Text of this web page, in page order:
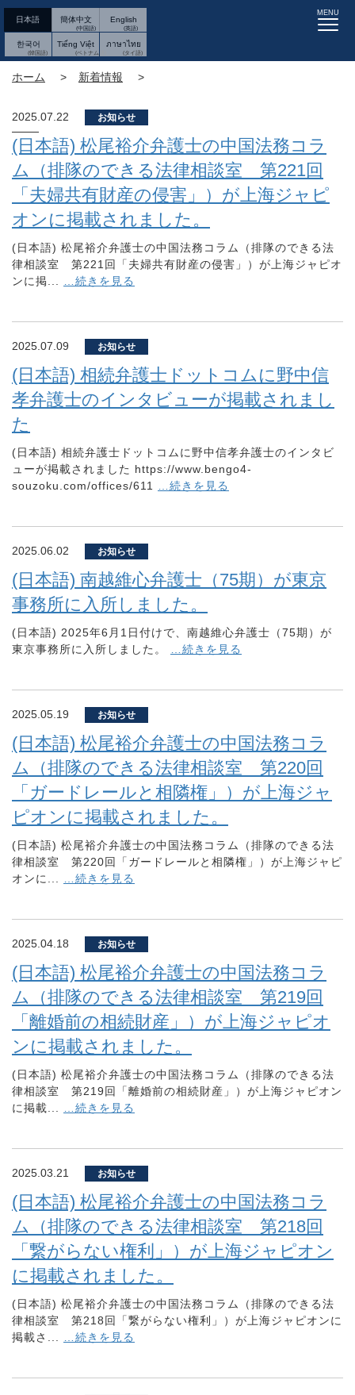
日本語 簡体中文 English
한국어 Tiếng Việt ภาษาไทย
MENU
ホーム 新着情報
2025.07.22 お知らせ
(日本語) 松尾裕介弁護士の中国法務コラ
ム（排隊のできる法律相談室 第221回
「夫婦共有財産の侵害」）が上海ジャピ
オンに掲載されました。
(日本語) 松尾裕介弁護士の中国法務コラム（排隊のできる法
律相談室 第221回「夫婦共有財産の侵害」）が上海ジャピオ
ンに掲...
…続きを見る
2025.07.09 お知らせ
(日本語) 相続弁護士ドットコムに野中信
孝弁護士のインタビューが掲載されまし
た
(日本語) 相続弁護士ドットコムに野中信孝弁護士のインタビ
ューが掲載されました https://www.bengo4-
souzoku.com/offices/611
…続きを見る
2025.06.02 お知らせ
(日本語) 南越維心弁護士（75期）が東京
事務所に入所しました。
(日本語) 2025年6月1日付けで、南越維心弁護士（75期）が
東京事務所に入所しました。
…続きを見る
2025.05.19 お知らせ
(日本語) 松尾裕介弁護士の中国法務コラ
ム（排隊のできる法律相談室 第220回
「ガードレールと相隣権」）が上海ジャ
ピオンに掲載されました。
(日本語) 松尾裕介弁護士の中国法務コラム（排隊のできる法
律相談室 第220回「ガードレールと相隣権」）が上海ジャピ
オンに...
…続きを見る
2025.04.18 お知らせ
(日本語) 松尾裕介弁護士の中国法務コラ
ム（排隊のできる法律相談室 第219回
「離婚前の相続財産」）が上海ジャピオ
ンに掲載されました。
(日本語) 松尾裕介弁護士の中国法務コラム（排隊のできる法
律相談室 第219回「離婚前の相続財産」）が上海ジャピオン
に掲載...
…続きを見る
2025.03.21 お知らせ
(日本語) 松尾裕介弁護士の中国法務コラ
ム（排隊のできる法律相談室 第218回
「繋がらない権利」）が上海ジャピオン
に掲載されました。
(日本語) 松尾裕介弁護士の中国法務コラム（排隊のできる法
律相談室 第218回「繋がらない権利」）が上海ジャピオンに
掲載さ...
…続きを見る